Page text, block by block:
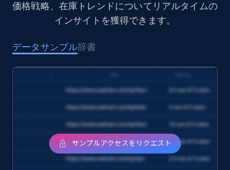
Rating, Reviews count, Initial price, Discount,
eCommerce
174+ 今すぐ購入
価格戦略、在庫トレンドについてリアルタイムの
インサイトを獲得できます。
データサンプル辞書